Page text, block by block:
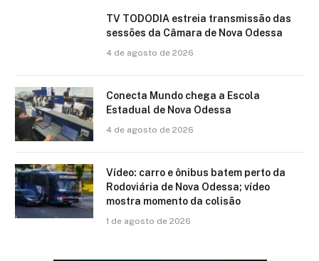
TV TODODIA estreia transmissão das
sessões da Câmara de Nova Odessa
4 de agosto de 2026
Conecta Mundo chega a Escola
Estadual de Nova Odessa
4 de agosto de 2026
Vídeo: carro e ônibus batem perto da
Rodoviária de Nova Odessa; vídeo
mostra momento da colisão
1 de agosto de 2026